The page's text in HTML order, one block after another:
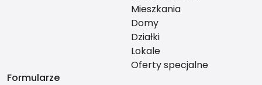
Mieszkania
Domy
Działki
Lokale
Oferty specjalne
Formularze